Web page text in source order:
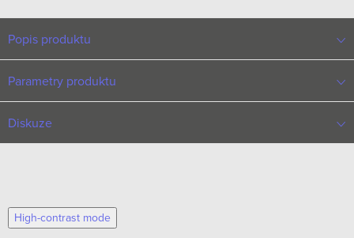
Popis produktu
Parametry produktu
Diskuze
High-contrast mode